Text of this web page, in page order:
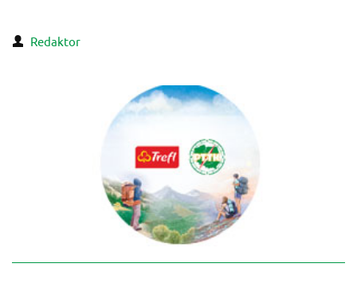
Redaktor